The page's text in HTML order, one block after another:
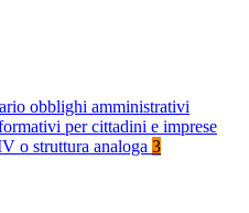
obblighi amministrativi
per cittadini e imprese
o struttura analoga 3